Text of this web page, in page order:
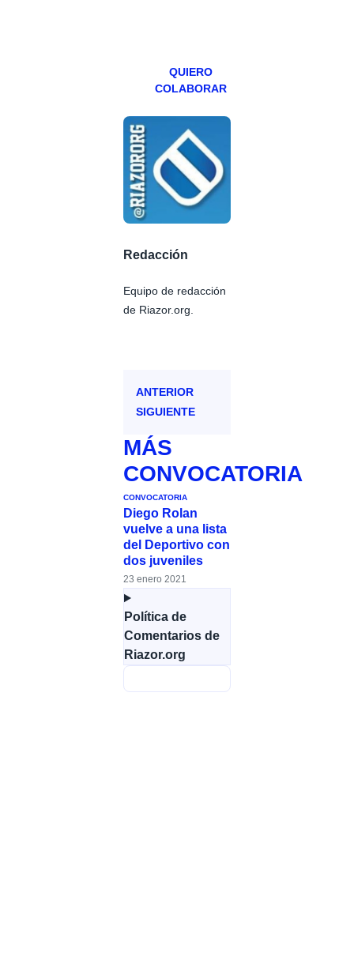
QUIERO
COLABORAR
Redacción
Equipo de redacción
de Riazor.org.
ANTERIOR
SIGUIENTE
MÁS
CONVOCATORIA
CONVOCATORIA
Diego Rolan
vuelve a una lista
del Deportivo con
dos juveniles
23 enero 2021
Política de
Comentarios de
Riazor.org